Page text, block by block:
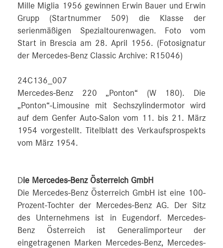
Mille Miglia 1956 gewinnen Erwin Bauer und Erwin
Grupp (Startnummer 509) die Klasse der
serienmäßigen Spezialtourenwagen. Foto vom
Start in Brescia am 28. April 1956. (Fotosignatur
der Mercedes-Benz Classic Archive: R15046)
24C136_007
Mercedes-Benz 220 „Ponton“ (W 180). Die
„Ponton“-Limousine mit Sechszylindermotor wird
auf dem Genfer Auto-Salon vom 11. bis 21. März
1954 vorgestellt. Titelblatt des Verkaufsprospekts
vom März 1954.
Die Mercedes-Benz Österreich GmbH
Die Mercedes-Benz Österreich GmbH ist eine 100-
Prozent-Tochter der Mercedes-Benz AG. Der Sitz
des Unternehmens ist in Eugendorf. Mercedes-
Benz Österreich ist Generalimporteur der
eingetragenen Marken Mercedes-Benz, Mercedes-